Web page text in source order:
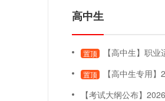
高中生
置顶 【高中生】职业适应性
置顶
【高中生专用
【考试大纲公布】2026年上